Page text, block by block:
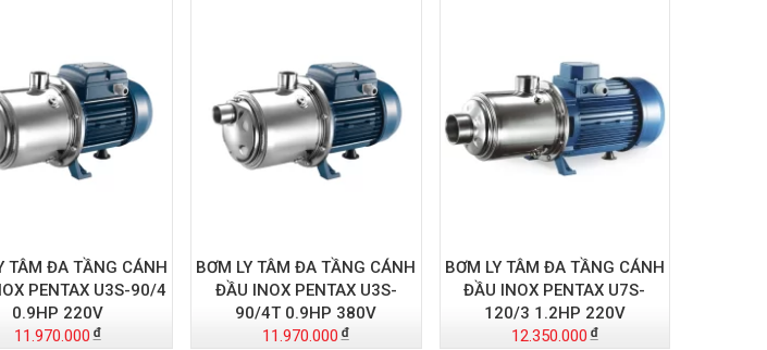
TÂM ĐA TẦNG CÁNH
PENTAX U3S-90/4
0.9HP 220V
11.970.000
BƠM LY TÂM ĐA TẦNG CÁNH
ĐẦU INOX PENTAX U3S-
90/4T 0.9HP 380V
11.970.000
BƠM LY TÂM ĐA TẦNG CÁNH
ĐẦU INOX PENTAX U7S-
120/3 1.2HP 220V
12.350.000